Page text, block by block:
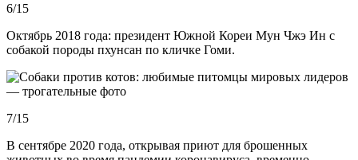
6/15
Октябрь 2018 года: президент Южной Кореи Мун Чжэ Ин с
собакой породы пхунсан по кличке Гоми.
7/15
В сентябре 2020 года, открывая приют для брошенных